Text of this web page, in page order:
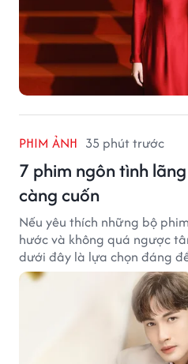
PHIM ẢNH 35 phút trước
7 phim ngôn tình
càng cuốn
Nếu yêu thích những bộ
hước và không quá ngược
dưới đây là lựa chọn đáng